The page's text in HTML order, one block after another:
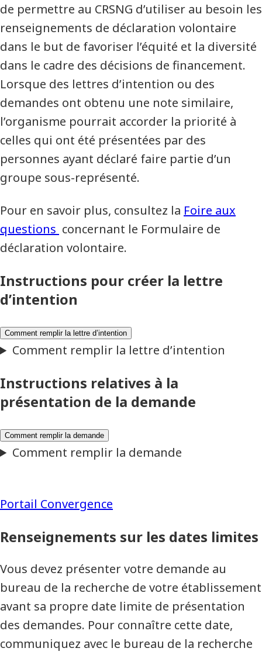
de permettre au CRSNG d’utiliser au besoin les
renseignements de déclaration volontaire
dans le but de favoriser l’équité et la diversité
dans le cadre des décisions de financement.
Lorsque des lettres d’intention ou des
demandes ont obtenu une note similaire,
l’organisme pourrait accorder la priorité à
celles qui ont été présentées par des
personnes ayant déclaré faire partie d’un
groupe sous-représenté.
Pour en savoir plus, consultez la Foire aux
questions concernant le Formulaire de
déclaration volontaire.
Instructions pour créer la lettre
d’intention
Instructions relatives à la
présentation de la demande
Portail Convergence
Renseignements sur les dates limites
Vous devez présenter votre demande au
bureau de la recherche de votre établissement
avant sa propre date limite de présentation
des demandes. Pour connaître cette date,
communiquez avec le bureau de la recherche